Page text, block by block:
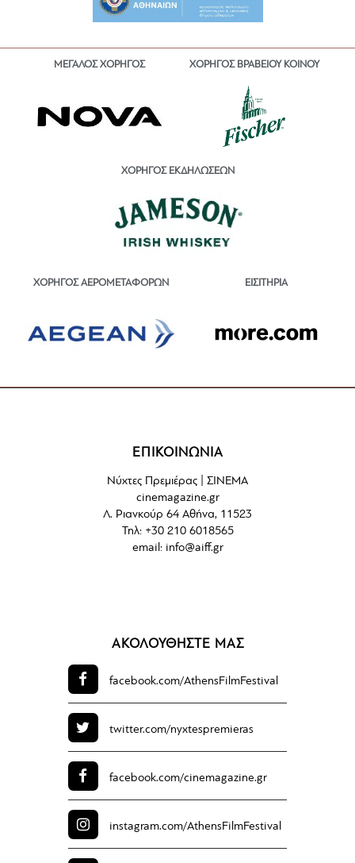
ΜΕΓΑΛΟΣ ΧΟΡΗΓΟΣ ΧΟΡΗΓΟΣ ΒΡΑΒΕΙΟΥ ΚΟΙΝΟΥ
ΧΟΡΗΓΟΣ ΕΚΔΗΛΩΣΕΩΝ
ΧΟΡΗΓΟΣ ΑΕΡΟΜΕΤΑΦΟΡΩΝ ΕΙΣΙΤΗΡΙΑ
ΕΠΙΚΟΙΝΩΝΙΑ
Νύχτες Πρεμιέρας | ΣΙΝΕΜΑ
cinemagazine.gr
Λ. Ριανκούρ 64 Αθήνα, 11523
Τηλ: +30 210 6018565
email: info@aiff.gr
ΑΚΟΛΟΥΘΗΣΤΕ ΜΑΣ
facebook.com/AthensFilmFestival
twitter.com/nyxtespremieras
facebook.com/cinemagazine.gr
instagram.com/AthensFilmFestival